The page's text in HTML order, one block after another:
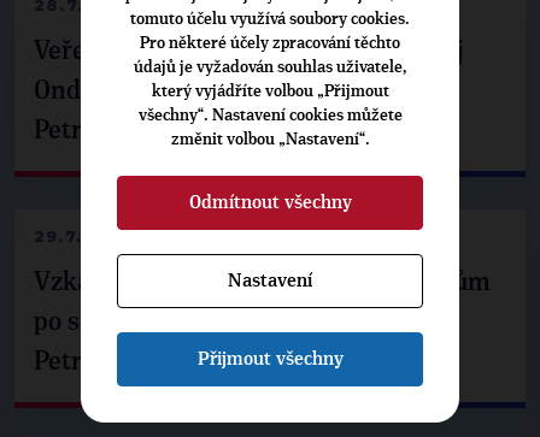
28.7.2026
Veřejné finance, euro i školství. Matěj
Ondřej Havel jednal s prezidentem
Petrem Pavlem
29.7.2026
Vzkaz Matěje Ondřeje Havla příznivcům
po setkání s prezidentem republiky
Petrem Pavlem
tomuto účelu využívá soubory cookies.
Pro některé účely zpracování těchto
údajů je vyžadován souhlas uživatele,
který vyjádříte volbou „Přijmout
všechny“. Nastavení cookies můžete
změnit volbou „Nastavení“.
Odmítnout všechny
Nastavení
Přijmout všechny